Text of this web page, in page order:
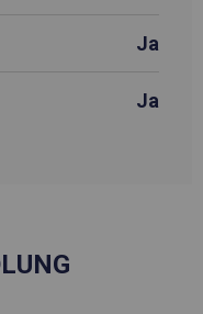
Ja
Ja